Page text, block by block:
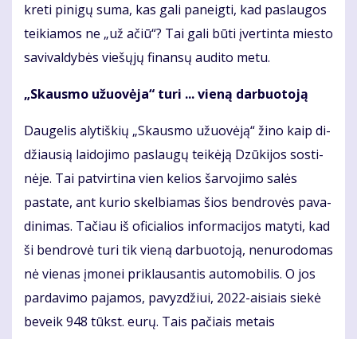
kre­ti pi­ni­gų su­ma, kas ga­li pa­neig­ti, kad pa­slau­gos
tei­kia­mos ne „už ačiū“? Tai ga­li bū­ti įver­tin­ta mies­to
sa­vi­val­dy­bės vie­šų­jų fi­nan­sų au­di­to me­tu.
„Skaus­mo užuo­vė­ja“ tu­ri ... vie­ną dar­buo­to­ją
Dau­ge­lis aly­tiš­kių „Skaus­mo užuo­vė­ją“ ži­no kaip di­
džiau­sią lai­do­ji­mo pa­slau­gų tei­kė­ją Dzū­ki­jos sos­ti­
nė­je. Tai pa­tvir­ti­na vien ke­lios šar­vo­ji­mo sa­lės
pastate, ant kurio skel­biamas šios bendrovės pava­
dini­mas. Ta­čiau iš ofi­cia­lios in­for­ma­ci­jos ma­ty­ti, kad
ši ben­dro­vė tu­ri tik vie­ną dar­buo­to­ją, ne­nu­ro­do­mas
nė vie­nas įmonei pri­klau­san­tis au­to­mo­bi­lis. O jos
par­da­vi­mo pa­ja­mos, pa­vyz­džiui, 2022-ai­siais sie­kė
be­veik 948 tūkst. eu­rų. Tais pačiais metais